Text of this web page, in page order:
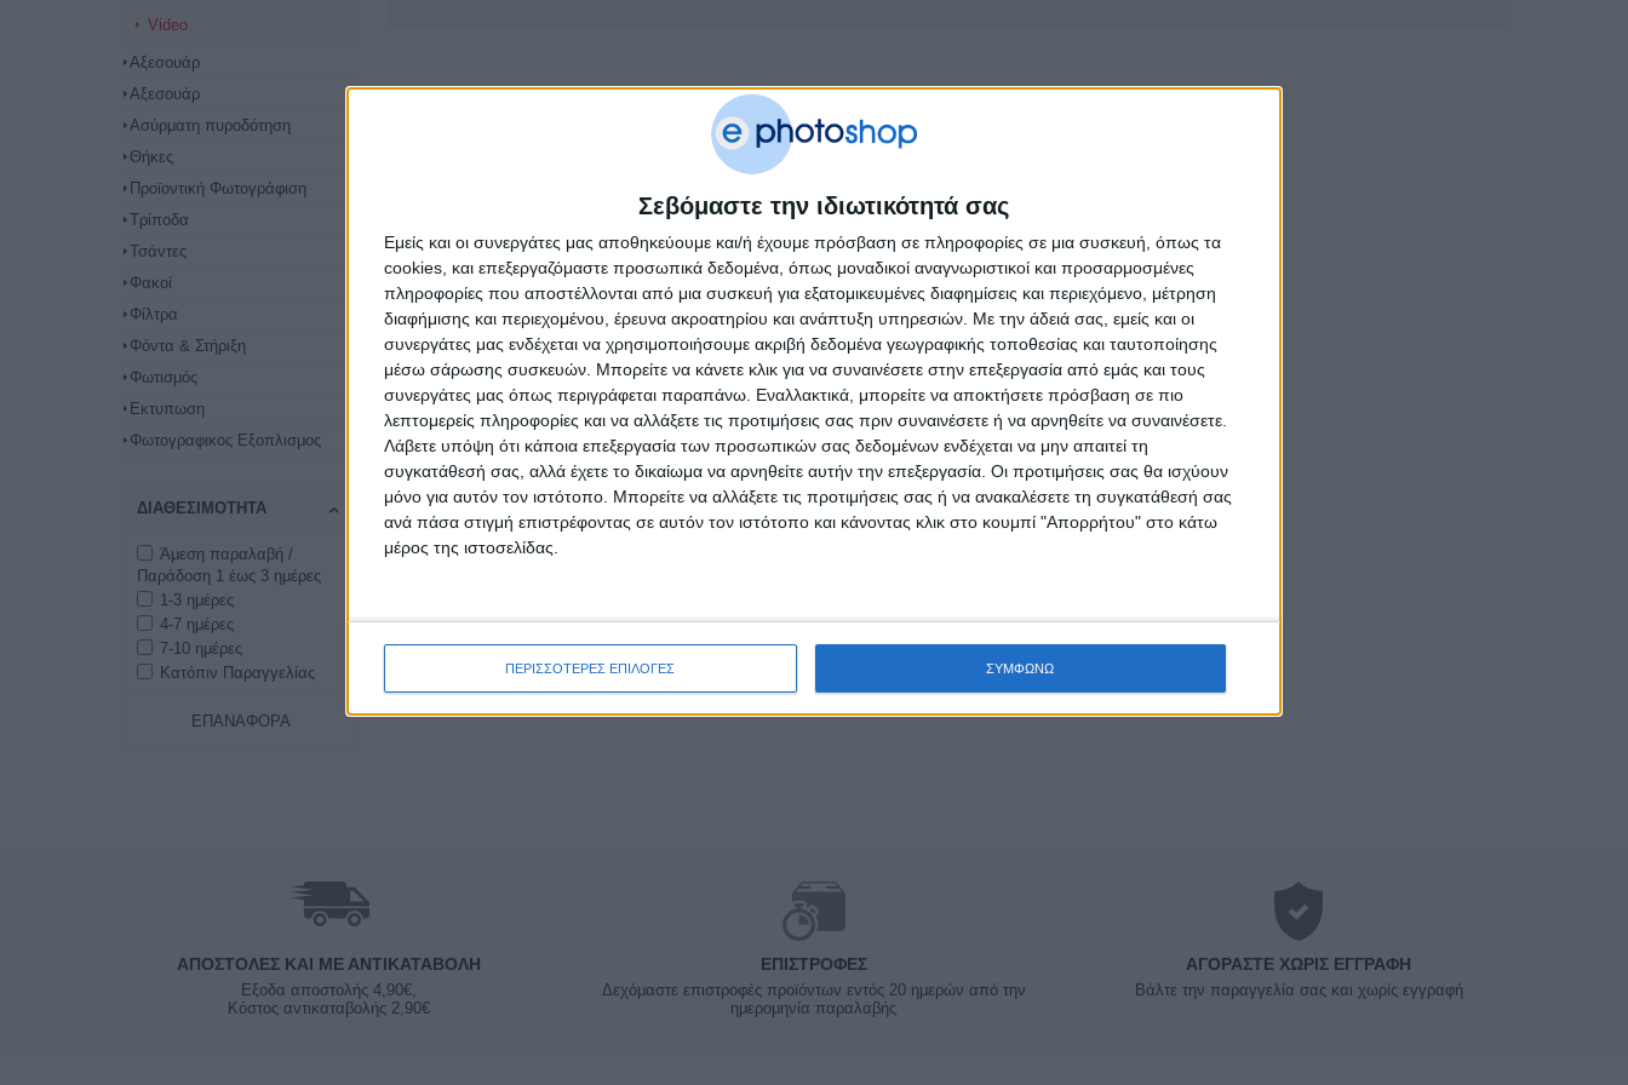
Σεβόμαστε την ιδιωτικότητά σας
Εμείς και οι συνεργάτες μας αποθηκεύουμε και/ή έχουμε πρόσβαση σε πληροφορίες σε μια συσκευή, όπως τα
cookies, και επεξεργαζόμαστε προσωπικά δεδομένα, όπως μοναδικοί αναγνωριστικοί και προσαρμοσμένες
πληροφορίες που αποστέλλονται από μια συσκευή για εξατομικευμένες διαφημίσεις και περιεχόμενο, μέτρηση
διαφήμισης και περιεχομένου, έρευνα ακροατηρίου και ανάπτυξη υπηρεσιών. Με την άδειά σας, εμείς και οι
συνεργάτες μας ενδέχεται να χρησιμοποιήσουμε ακριβή δεδομένα γεωγραφικής τοποθεσίας και ταυτοποίησης
μέσω σάρωσης συσκευών. Μπορείτε να κάνετε κλικ για να συναινέσετε στην επεξεργασία από εμάς και τους
συνεργάτες μας όπως περιγράφεται παραπάνω. Εναλλακτικά, μπορείτε να αποκτήσετε πρόσβαση σε πιο
λεπτομερείς πληροφορίες και να αλλάξετε τις προτιμήσεις σας πριν συναινέσετε ή να αρνηθείτε να συναινέσετε.
Λάβετε υπόψη ότι κάποια επεξεργασία των προσωπικών σας δεδομένων ενδέχεται να μην απαιτεί τη
συγκατάθεσή σας, αλλά έχετε το δικαίωμα να αρνηθείτε αυτήν την επεξεργασία. Οι προτιμήσεις σας θα ισχύουν
μόνο για αυτόν τον ιστότοπο. Μπορείτε να αλλάξετε τις προτιμήσεις σας ή να ανακαλέσετε τη συγκατάθεσή σας
ανά πάσα στιγμή επιστρέφοντας σε αυτόν τον ιστότοπο και κάνοντας κλικ στο κουμπί "Απορρήτου" στο κάτω
μέρος της ιστοσελίδας.
ΠΕΡΙΣΣΟΤΕΡΕΣ ΕΠΙΛΟΓΕΣ ΣΥΜΦΩΝΩ
Video
Αξεσουάρ
Αξεσουάρ
Ασύρματη πυροδότηση
Θήκες
Προϊοντική Φωτογράφιση
Τρίποδα
Τσάντες
Φακοί
Φίλτρα
Φόντα & Στήριξη
Φωτισμός
Εκτυπωση
Φωτογραφικος Εξοπλισμος
ΔΙΑΘΕΣΙΜΌΤΗΤΑ
Άμεση παραλαβή /
Παράδοση 1 έως 3 ημέρες
1-3 ημέρες
4-7 ημέρες
7-10 ημέρες
Κατόπιν Παραγγελίας
ΕΠΑΝΑΦΟΡΆ
ΑΠΟΣΤΟΛΈΣ ΚΑΙ ΜΕ ΑΝΤΙΚΑΤΑΒΟΛΗ
Εξοδα αποστολής 4,90€,
Κόστος αντικαταβολής 2,90€
ΕΠΙΣΤΡΟΦΈΣ
Δεχόμαστε επιστροφές προϊόντων εντός 20 ημερών από την
ημερομηνία παραλαβής
ΑΓΟΡΆΣΤΕ ΧΩΡΊΣ ΕΓΓΡΑΦΉ
Βάλτε την παραγγελία σας και χωρίς εγγραφή